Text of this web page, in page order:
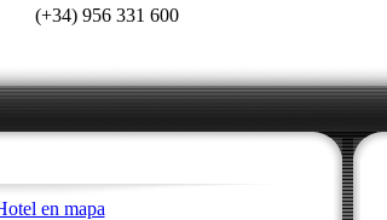
(+34) 956 331 600